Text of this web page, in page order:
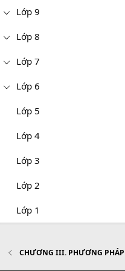
Lớp 9
Lớp 8
Lớp 7
Lớp 6
Lớp 5
Lớp 4
Lớp 3
Lớp 2
Lớp 1
CHƯƠNG III. PHƯƠNG